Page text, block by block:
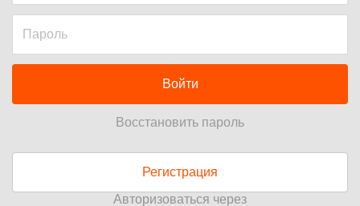
Войти
Восстановить пароль
Регистрация
Авторизоваться через